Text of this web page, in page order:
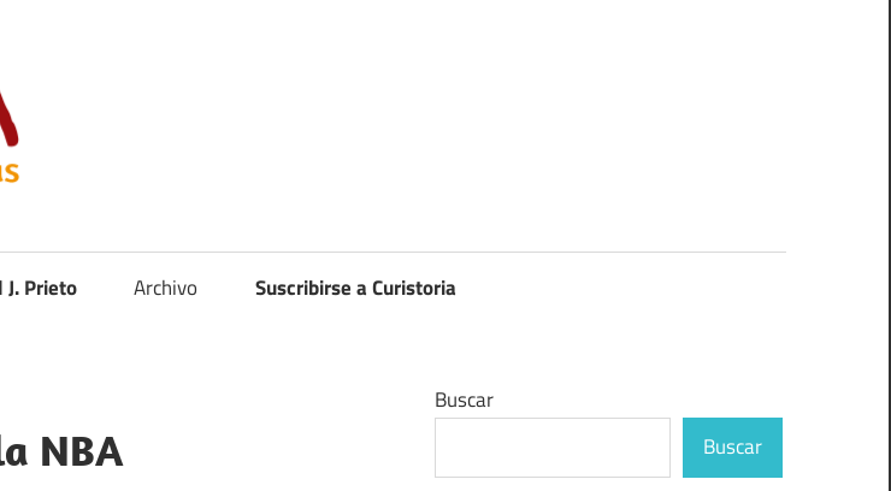
Prieto Archivo Suscribirse a Curistoria
NBA
Buscar
Buscar